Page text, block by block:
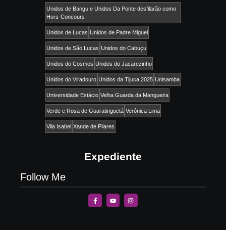
Unidos de Bangu e Unidos Da Ponte desfilarão como
Hors-Concours
Unidos de Lucas Unidos de Padre Miguel
Unidos de São Lucas Unidos do Cabuçu
Unidos do Cosmos Unidos do Jacarezinho
Unidos do Viradouro Unidos da Tijuca 2025 Unisamba
Universidade Estácio Velha Guarda da Mangueira
Verde e Rosa de Guaratinguetá Verônica Lima
Vila Isabel Xande de Pilares
Expediente
Follow Me